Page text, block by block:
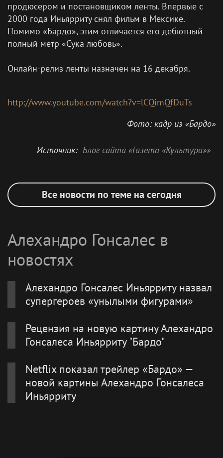
продюсером и постановщиком ленты. Впервые с
2000 года Иньярриту снял фильм в Мексике.
Помимо «Бардо», этим отличается его дебютный
полный метр «Сука любовь».
Онлайн-релиз ленты назначен на 16 декабря.
http://www.youtube.com/watch?v=lCQimQfDuTs
Фото: кадр из «Бардо»
Источник: Блог сайта «Газета «Культура»»
Все новости по теме на сегодня
Алехандро Гонсалес в
новостях
Алехандро Гонсалес Иньярриту назвал
супергероев «унылыми фигурами»
Рецензия на новую картину Алехандро
Гонсалеса Иньярриту "Бардо"
Netflix показал трейлер «Бардо» —
новой картины Алехандро Гонсалеса
Иньярриту